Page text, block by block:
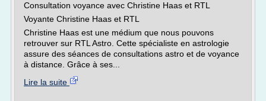
Consultation voyance avec Christine Haas et RTL
Voyante Christine Haas et RTL
Christine Haas est une médium que nous pouvons
retrouver sur RTL Astro. Cette spécialiste en astrologie
assure des séances de consultations astro et de voyance
à distance. Grâce à ses...
Lire la suite